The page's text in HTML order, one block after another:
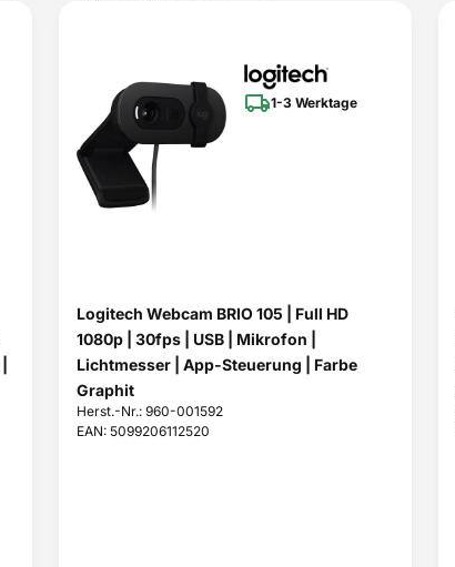
1-3 Werktage
Logitech Webcam BRIO 105 | Full HD
1080p | 30fps | USB | Mikrofon |
Lichtmesser | App-Steuerung | Farbe
Graphit
Herst.-Nr.: 960-001592
EAN: 5099206112520